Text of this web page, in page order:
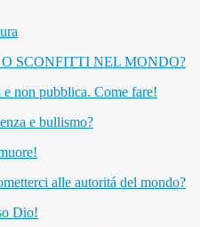
SCONFITTI NEL MONDO?
non pubblica. Come fare!
e bullismo?
alle autoritá del mondo?
Dio!